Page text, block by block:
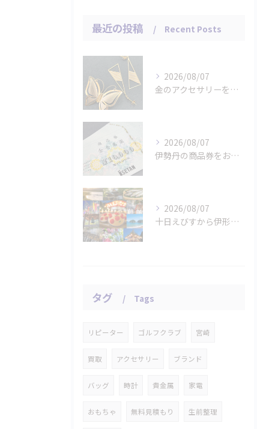
最近の投稿 Recent Posts
2026/08/07
金のアクセサリーをお買取りさせていただきました。
2026/08/07
伊勢丹の商品券をお買取りさせていただきました。
2026/08/07
十日えびすから伊形花笠踊りへ、延岡の年中行事
タグ Tags
リピーター ゴルフクラブ 宮崎
買取 アクセサリー ブランド
バッグ 時計 貴金属 家電
おもちゃ 無料見積もり 生前整理